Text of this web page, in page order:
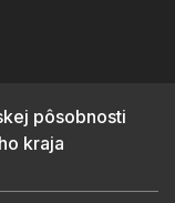
pôsobnosti
kraja